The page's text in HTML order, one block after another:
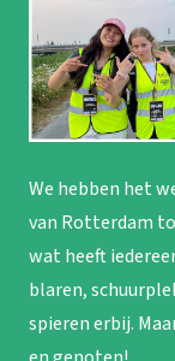
We hebben het
van Rotterdam
wat heeft
blaren,
spieren erbij.